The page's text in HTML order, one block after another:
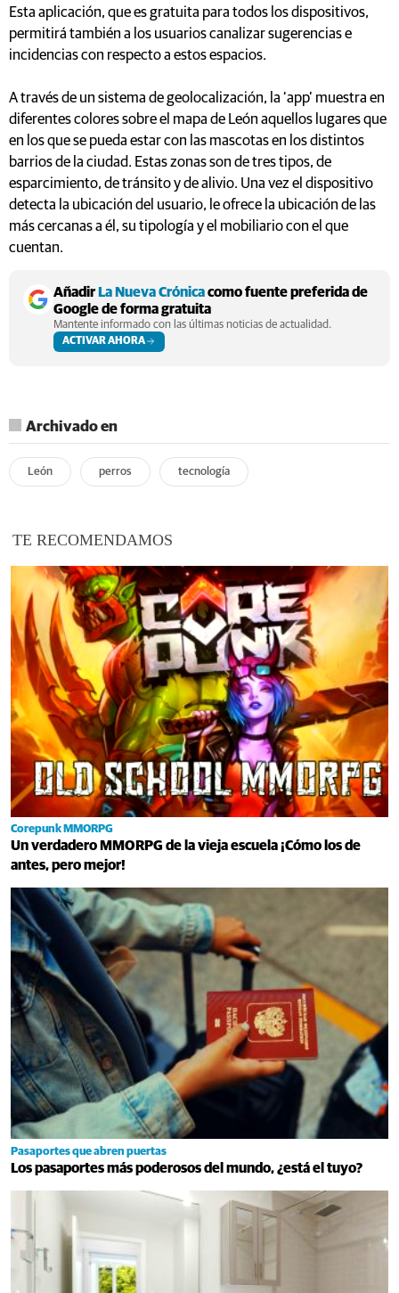
Esta aplicación, que es gratuita para todos los dispositivos,
permitirá también a los usuarios canalizar sugerencias e
incidencias con respecto a estos espacios.
A través de un sistema de geolocalización, la ‘app’ muestra en
diferentes colores sobre el mapa de León aquellos lugares que
en los que se pueda estar con las mascotas en los distintos
barrios de la ciudad. Estas zonas son de tres tipos, de
esparcimiento, de tránsito y de alivio. Una vez el dispositivo
detecta la ubicación del usuario, le ofrece la ubicación de las
más cercanas a él, su tipología y el mobiliario con el que
cuentan.
AñadirLa Nueva Crónicacomo fuente preferida de
Google de forma gratuita
Mantente informado con las últimas noticias de actualidad.
ACTIVAR AHORA
Archivado en
León perros tecnología
TE RECOMENDAMOS
Corepunk MMORPG
Un verdadero MMORPG de la vieja escuela ¡Cómo los de
antes, pero mejor!
Pasaportes que abren puertas
Los pasaportes más poderosos del mundo, ¿está el tuyo?